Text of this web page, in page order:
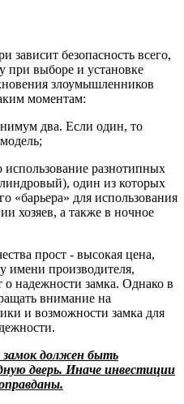
зависит безопасность всего,
при выборе и установке
злоумышленников
моментам:
два. Если один, то
использование разнотипных
один из которых
«барьера» для использования
хозяев, а также в ночное
прост - высокая цена,
имени производителя,
о надежности замка. Однако в
внимание на
и возможности замка для
должен быть
дверь. Иначе инвестиции